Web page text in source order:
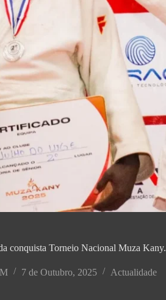
conquista Torneio Nacional Muza Kany.
7 de Outubro, 2025 Actualidade